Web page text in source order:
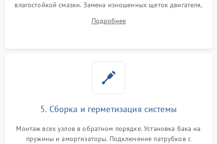
влагостойкой смазки. Замена изношенных щеток двигателя,
или поврежденной резиновой манжеты.
Подробнее
5. Сборка и герметизация системы
Монтаж всех узлов в обратном порядке. Установка бака на
пружины и амортизаторы. Подключение патрубков с